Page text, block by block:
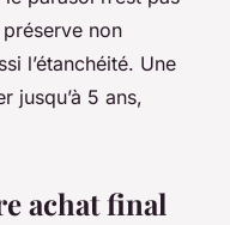
non
l’étanchéité. Une
jusqu’à 5 ans,
achat final